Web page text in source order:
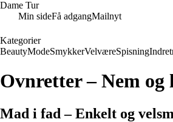
Dame Tur
Min sideFå adgangMailnyt
Kategorier
BeautyModeSmykkerVelværeSpisning
Ovnretter – Nem
Mad i fad – Enkelt og